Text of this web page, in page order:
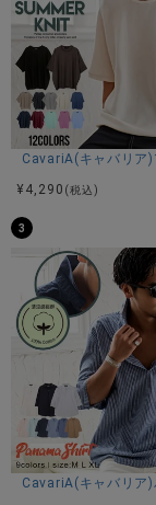
CavariA(キャバリア
¥ 4,290 (税込)
3
CavariA(キャバリア